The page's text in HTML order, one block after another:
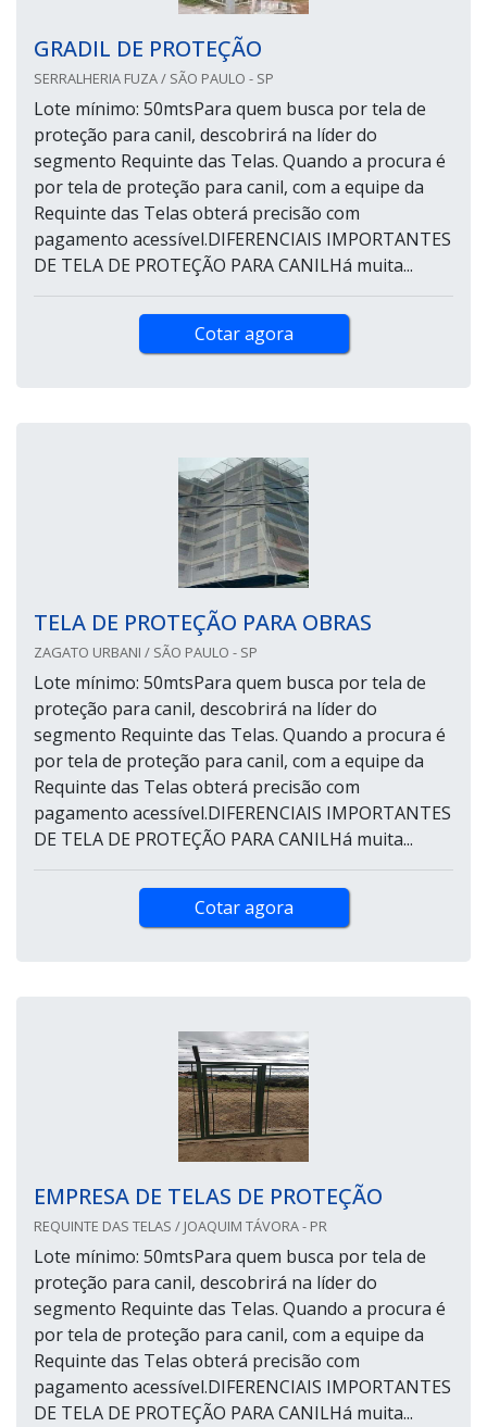
GRADIL DE PROTEÇÃO
SERRALHERIA FUZA / SÃO PAULO - SP
Lote mínimo: 50mtsPara quem busca por tela de
proteção para canil, descobrirá na líder do
segmento Requinte das Telas. Quando a procura é
por tela de proteção para canil, com a equipe da
Requinte das Telas obterá precisão com
pagamento acessível.DIFERENCIAIS IMPORTANTES
DE TELA DE PROTEÇÃO PARA CANILHá muita...
Cotar agora
TELA DE PROTEÇÃO PARA OBRAS
ZAGATO URBANI / SÃO PAULO - SP
Lote mínimo: 50mtsPara quem busca por tela de
proteção para canil, descobrirá na líder do
segmento Requinte das Telas. Quando a procura é
por tela de proteção para canil, com a equipe da
Requinte das Telas obterá precisão com
pagamento acessível.DIFERENCIAIS IMPORTANTES
DE TELA DE PROTEÇÃO PARA CANILHá muita...
Cotar agora
EMPRESA DE TELAS DE PROTEÇÃO
REQUINTE DAS TELAS / JOAQUIM TÁVORA - PR
Lote mínimo: 50mtsPara quem busca por tela de
proteção para canil, descobrirá na líder do
segmento Requinte das Telas. Quando a procura é
por tela de proteção para canil, com a equipe da
Requinte das Telas obterá precisão com
pagamento acessível.DIFERENCIAIS IMPORTANTES
DE TELA DE PROTEÇÃO PARA CANILHá muita...